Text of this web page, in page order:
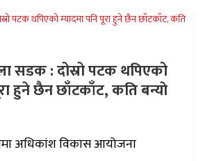
: दोस्रो पटक थपिएको
हुने छैन छाँटकाँट, कति बन्याे
अधिकांश विकास आयोजना